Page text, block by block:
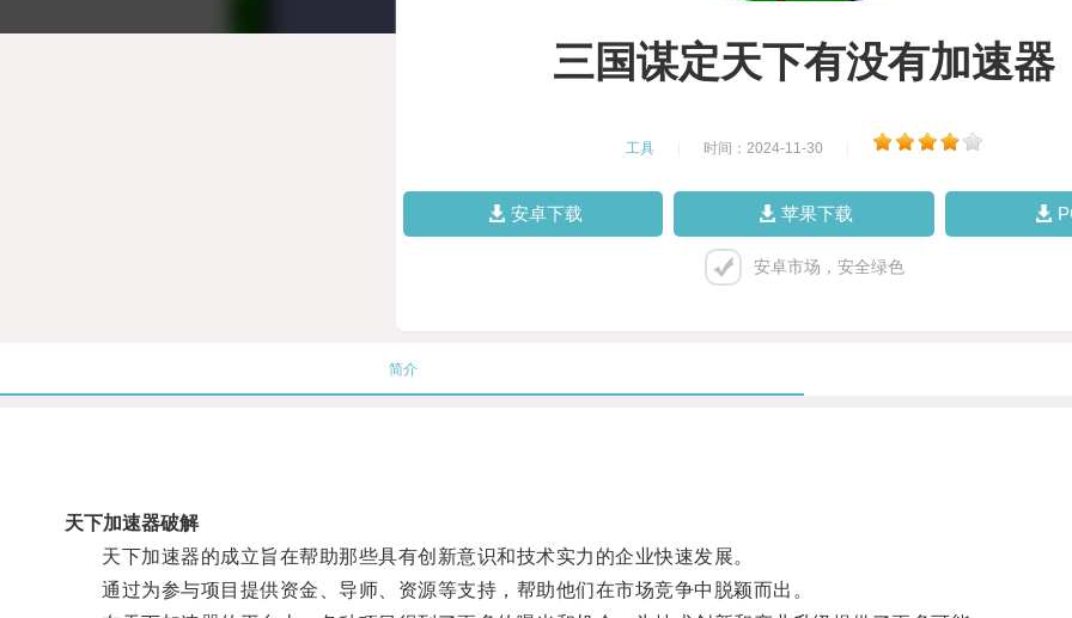
三国谋定天下有没有加速器
工具 时间：2024-11-30
安卓下载 苹果下载
安卓市场，安全绿色
简介
天下加速器破解
天下加速器的成立旨在帮助那些具有创新意识和技术实力的企业快速发展。
通过为参与项目提供资金、导师、资源等支持，帮助他们在市场竞争中脱颖而出。